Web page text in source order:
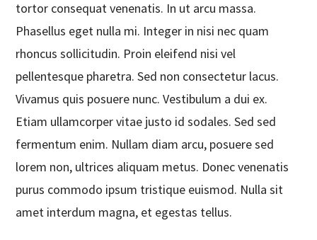
tortor consequat venenatis. In ut arcu massa.
Phasellus eget nulla mi. Integer in nisi nec quam
rhoncus sollicitudin. Proin eleifend nisi vel
pellentesque pharetra. Sed non consectetur lacus.
Vivamus quis posuere nunc. Vestibulum a dui ex.
Etiam ullamcorper vitae justo id sodales. Sed sed
fermentum enim. Nullam diam arcu, posuere sed
lorem non, ultrices aliquam metus. Donec venenatis
purus commodo ipsum tristique euismod. Nulla sit
amet interdum magna, et egestas tellus.